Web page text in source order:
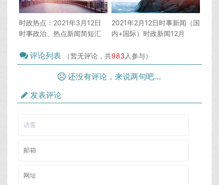
时政热点：2021年3月12日
时事政治、热点新闻简短汇
2021年2月12日时事新闻（国
内+国际）时政新闻12月
评论列表 （暂无评论，共983 人参与）
还没有评论，来说两句吧...
发表评论